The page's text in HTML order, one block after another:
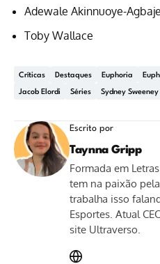
Adewale Akinnuoye-Agbaje
Toby Wallace
Críticas Destaques Euphoria
Jacob Elordi Séries Sydney Sweeney
Escrito por
Taynna Gripp
Formada em
tem na paixão
trabalha isso
Esportes. Atual
site Ultraverso.